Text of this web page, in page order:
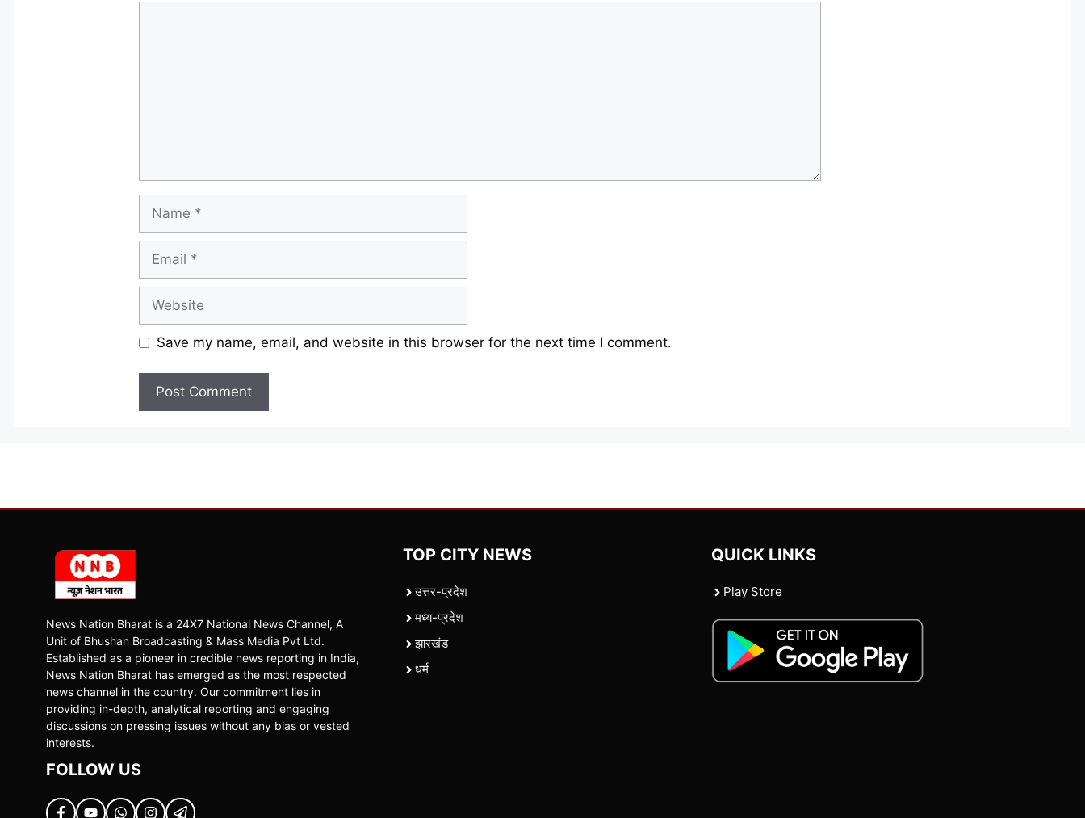
Save my name, email, and website in this browser for the next time I comment.
News Nation Bharat is a 24X7 National News Channel, A
Unit of Bhushan Broadcasting & Mass Media Pvt Ltd.
Established as a pioneer in credible news reporting in India,
News Nation Bharat has emerged as the most respected
news channel in the country. Our commitment lies in
providing in-depth, analytical reporting and engaging
discussions on pressing issues without any bias or vested
interests.
FOLLOW US
TOP CITY NEWS
उत्तर-प्रदेश
मध्य-प्रदेश
झारखंड
धर्म
QUICK LINKS
Play Store